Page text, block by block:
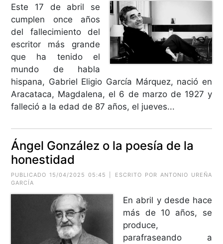
Este 17 de abril se
cumplen once años
del fallecimiento del
escritor más grande
que ha tenido el
mundo de habla
hispana, Gabriel Eligio García Márquez, nació en
Aracataca, Magdalena, el 6 de marzo de 1927 y
falleció a la edad de 87 años, el jueves...
Ángel González o la poesía de la
honestidad
PUBLICADO 15/04/2025 05:45 | ESCRITO POR ANTONIO UREÑA
GARCÍA
En abril y desde hace
más de 10 años, se
produce,
parafraseando a